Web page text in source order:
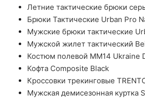
Летние тактические брюки
Брюки Тактические Urban Pro
Мужские брюки тактические
Мужской жилет тактический
Костюм полевой ММ14 Ukraine
Кофта Composite Black
Кроссовки трекинговые
Мужская демисезонная куртка